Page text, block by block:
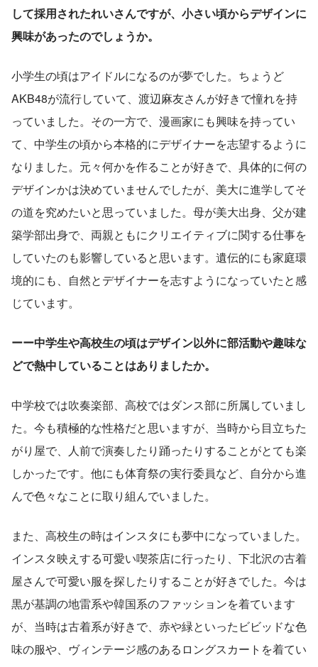
して採用されたれいさんですが、小さい頃からデザインに
興味があったのでしょうか。
小学生の頃はアイドルになるのが夢でした。ちょうど
AKB48が流行していて、渡辺麻友さんが好きで憧れを持
っていました。その一方で、漫画家にも興味を持ってい
て、中学生の頃から本格的にデザイナーを志望するように
なりました。元々何かを作ることが好きで、具体的に何の
デザインかは決めていませんでしたが、美大に進学してそ
の道を究めたいと思っていました。母が美大出身、父が建
築学部出身で、両親ともにクリエイティブに関する仕事を
していたのも影響していると思います。遺伝的にも家庭環
境的にも、自然とデザイナーを志すようになっていたと感
じています。
ーー中学生や高校生の頃はデザイン以外に部活動や趣味な
どで熱中していることはありましたか。
中学校では吹奏楽部、高校ではダンス部に所属していまし
た。今も積極的な性格だと思いますが、当時から目立ちた
がり屋で、人前で演奏したり踊ったりすることがとても楽
しかったです。他にも体育祭の実行委員など、自分から進
んで色々なことに取り組んでいました。
また、高校生の時はインスタにも夢中になっていました。
インスタ映えする可愛い喫茶店に行ったり、下北沢の古着
屋さんで可愛い服を探したりすることが好きでした。今は
黒が基調の地雷系や韓国系のファッションを着ています
が、当時は古着系が好きで、赤や緑といったビビッドな色
味の服や、ヴィンテージ感のあるロングスカートを着てい